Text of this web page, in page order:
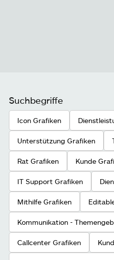
Suchbegriffe
Icon Grafiken
Unterstützung Grafiken
Rat Grafiken Kunde
IT Support Grafiken
Mithilfe Grafiken
Kommunikation -
Callcenter Grafiken